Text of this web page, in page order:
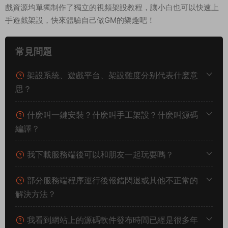
戲資源均單獨制作了獨立的視頻架設教程，讓小白也可以快速上
手遊戲架設，快來體驗自己做GM的樂趣吧！
常見問題
架設系統、遊戲平台、架設難度分别代表什麽意
思？
什麽叫一鍵安裝？什麽叫手工架設？什麽叫源碼
編譯？
我下載服務端後可以和朋友一起玩耍嗎？
部分服務端程序運行後報錯閃退或其他不正常的
解決方法？
我看到網站上的源碼軟件發布時間已經是很多年